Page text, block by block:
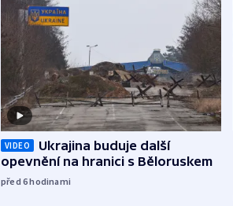
VIDEO
Ukrajina buduje další
opevnění na hranici s Běloruskem
před 6hodinami